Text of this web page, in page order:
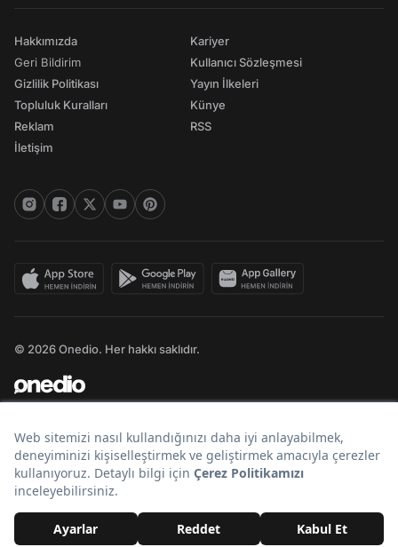
Hakkımızda
Geri Bildirim
Gizlilik Politikası
Topluluk Kuralları
Reklam
İletişim
Kariyer
Kullanıcı Sözleşmesi
Yayın İlkeleri
Künye
RSS
© 2026 Onedio. Her hakkı saklıdır.
Bir markasıdır.